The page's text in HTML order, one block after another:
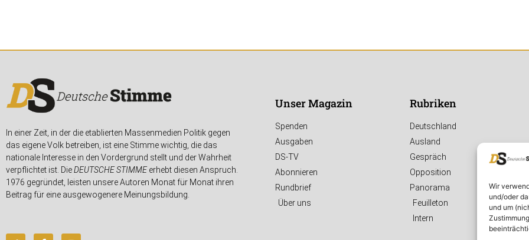
Wir
und/oder
und um
In einer Zeit, in der die etablierten Massenmedien Politik gegen
das eigene Volk betreiben, ist eine Stimme wichtig, die das
nationale Interesse in den Vordergrund stellt und der Wahrheit
verpflichtet ist. DieDEUTSCHE STIMMEerhebt diesen Anspruch.
1976 gegründet, leisten unsere Autoren Monat für Monat ihren
Beitrag für eine ausgewogenere Meinungsbildung.
Unser Magazin
Spenden
Ausgaben
DS-TV
Abonnieren
Rundbrief
Über uns
Rubriken
Deutschland
Ausland
Gespräch
Opposition
Panorama
Feuilleton
Intern